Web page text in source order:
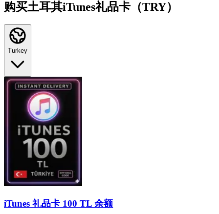
购买土耳其iTunes礼品卡（TRY）
Turkey
iTunes 礼品卡 100 TL 余额